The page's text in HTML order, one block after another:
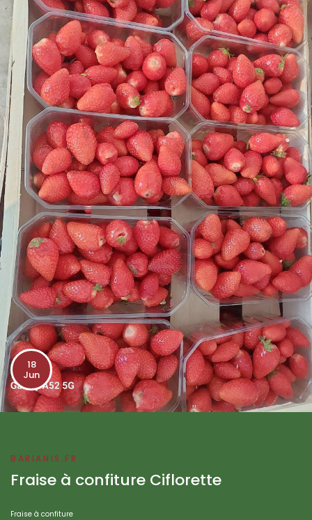
18
Jun
BARIANIS.FR
Fraise à confiture Ciflorette
Fraise à confiture